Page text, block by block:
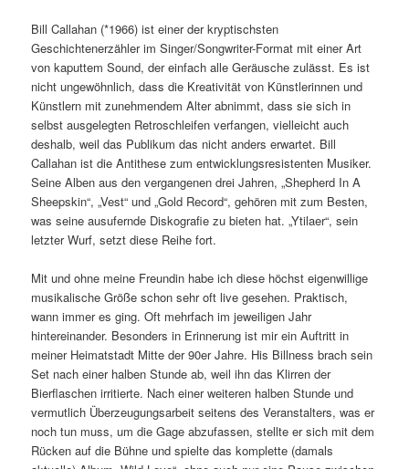
Bill Callahan (*1966) ist einer der kryptischsten
Geschichtenerzähler im Singer/Songwriter-Format mit einer Art
von kaputtem Sound, der einfach alle Geräusche zulässt. Es ist
nicht ungewöhnlich, dass die Kreativität von Künstlerinnen und
Künstlern mit zunehmendem Alter abnimmt, dass sie sich in
selbst ausgelegten Retroschleifen verfangen, vielleicht auch
deshalb, weil das Publikum das nicht anders erwartet. Bill
Callahan ist die Antithese zum entwicklungsresistenten Musiker.
Seine Alben aus den vergangenen drei Jahren, „Shepherd In A
Sheepskin“, „Vest“ und „Gold Record“, gehören mit zum Besten,
was seine ausufernde Diskografie zu bieten hat. „Ytilaer“, sein
letzter Wurf, setzt diese Reihe fort.
Mit und ohne meine Freundin habe ich diese höchst eigenwillige
musikalische Größe schon sehr oft live gesehen. Praktisch,
wann immer es ging. Oft mehrfach im jeweiligen Jahr
hintereinander. Besonders in Erinnerung ist mir ein Auftritt in
meiner Heimatstadt Mitte der 90er Jahre. His Billness brach sein
Set nach einer halben Stunde ab, weil ihn das Klirren der
Bierflaschen irritierte. Nach einer weiteren halben Stunde und
vermutlich Überzeugungsarbeit seitens des Veranstalters, was er
noch tun muss, um die Gage abzufassen, stellte er sich mit dem
Rücken auf die Bühne und spielte das komplette (damals